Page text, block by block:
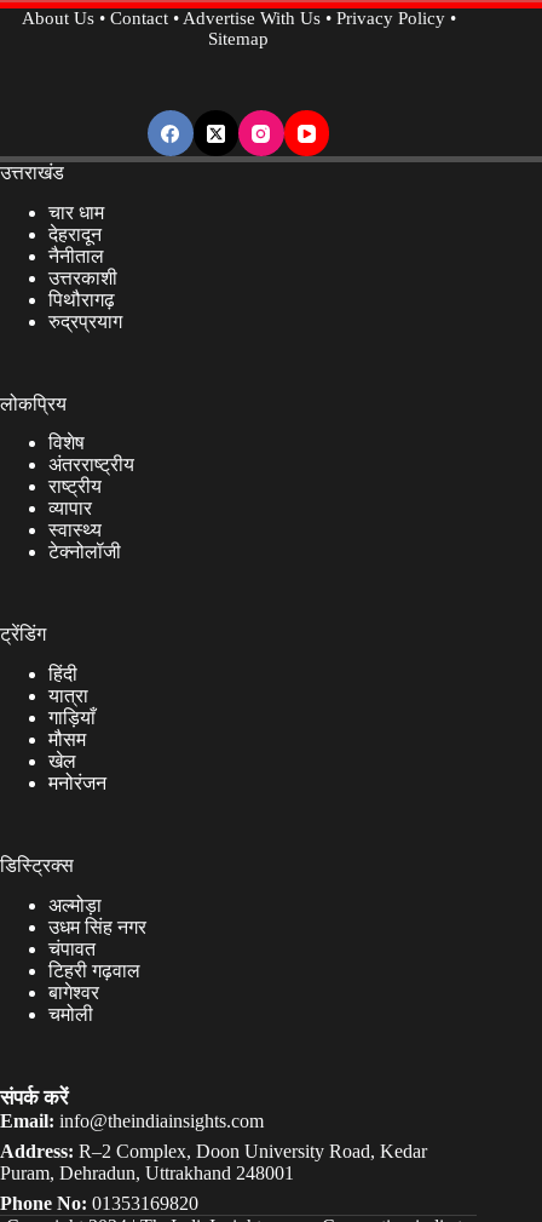
About Us• Contact•Advertise With Us• Privacy Policy•
Sitemap
उत्तराखंड
चार धाम
देहरादून
नैनीताल
उत्तरकाशी
पिथौरागढ़
रुद्रप्रयाग
लोकप्रिय
विशेष
अंतरराष्ट्रीय
राष्ट्रीय
व्यापार
स्वास्थ्य
टेक्नोलॉजी
ट्रेंडिंग
हिंदी
यात्रा
गाड़ियाँ
मौसम
खेल
मनोरंजन
डिस्ट्रिक्स
अल्मोड़ा
उधम सिंह नगर
चंपावत
टिहरी गढ़वाल
बागेश्वर
चमोली
संपर्क करें
Email: info@theindiainsights.com
Address: R–2 Complex, Doon University Road, Kedar
Puram, Dehradun, Uttrakhand 248001
Phone No: 01353169820